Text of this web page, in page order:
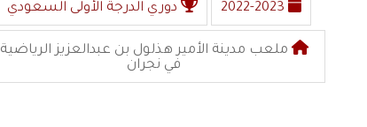
2022-2023 دوري الدرجة الأولى السعودي
ملعب مدينة الأمير هذلول بن عبدالعزيز الرياضية
في نجران